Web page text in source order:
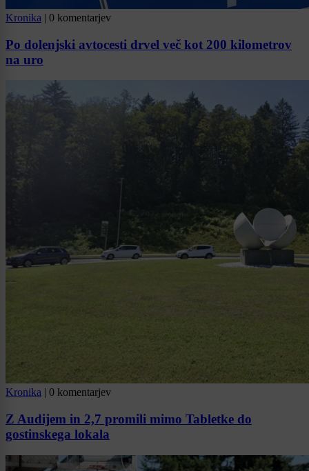
Kronika | 0 komentarjev
Po dolenjski avtocesti drvel več kot 200 kilometrov
na uro
Kronika | 0 komentarjev
Z Audijem in 2,7 promili mimo Tabletke do
gostinskega lokala